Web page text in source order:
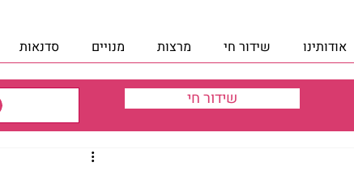
אודותינו שידור חי מרצות מנויים סדנאות
שידור חי